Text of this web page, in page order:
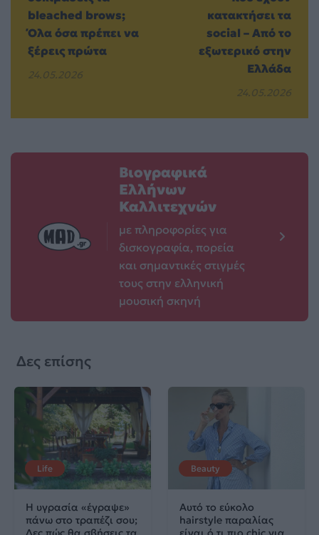
bleached brows;
Όλα όσα πρέπει να
ξέρεις πρώτα
24.05.2026
κατακτήσει τα
social – Από το
εξωτερικό στην
Ελλάδα
24.05.2026
Βιογραφικά
Ελλήνων
Καλλιτεχνών
με πληροφορίες για
δισκογραφία, πορεία
και σημαντικές στιγμές
τους στην ελληνική
μουσική σκηνή
Δες επίσης
Life
Η υγρασία «έγραψε»
πάνω στο τραπέζι σου;
Beauty
Αυτό το εύκολο
hairstyle παραλίας